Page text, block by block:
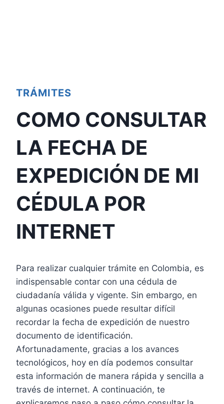
TRÁMITES
COMO CONSULTAR
LA FECHA DE
EXPEDICIÓN DE MI
CÉDULA POR
INTERNET
Para realizar cualquier trámite en Colombia, es
indispensable contar con una cédula de
ciudadanía válida y vigente. Sin embargo, en
algunas ocasiones puede resultar difícil
recordar la fecha de expedición de nuestro
documento de identificación.
Afortunadamente, gracias a los avances
tecnológicos, hoy en día podemos consultar
esta información de manera rápida y sencilla a
través de internet. A continuación, te